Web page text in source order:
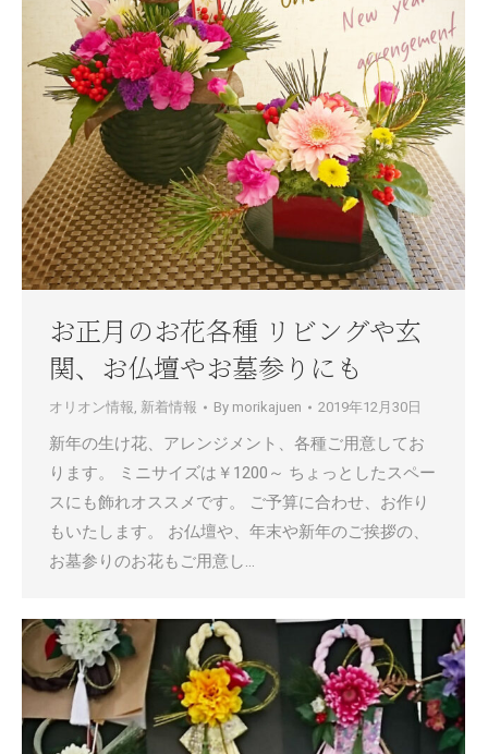
お正月のお花各種 リビングや玄
関、お仏壇やお墓参りにも
オリオン情報 新着情報 By morikajuen 2019年12月30日
新年の生け花、アレンジメント、各種ご用意してお
ります。 ミニサイズは￥1200～ ちょっとしたスペー
スにも飾れオススメです。 ご予算に合わせ、お作り
もいたします。 お仏壇や、年末や新年のご挨拶の、
お墓参りのお花もご用意し…